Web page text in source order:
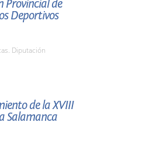
Provincial de
Deportivos
Diputación
de la XVIII
Salamanca